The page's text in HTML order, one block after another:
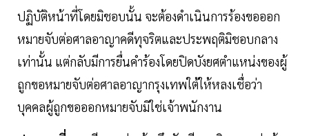
ปฏิบัติหน้าที่โดยมิชอบนั้น จะต้องดําเนินการร้องขอออก
หมายจับต่อศาลอาญาคดีทุจริตและประพฤติมิชอบกลาง
เท่านั้น แต่กลับมีการยื่นคําร้องโดยปิดบังยศตําแหน่งของผู้
ถูกขอหมายจับต่อศาลอาญากรุงเทพใต้ให้หลงเชื่อว่า
บุคคลผู้ถูกขอออกหมายจับมิใช่เจ้าพนักงาน